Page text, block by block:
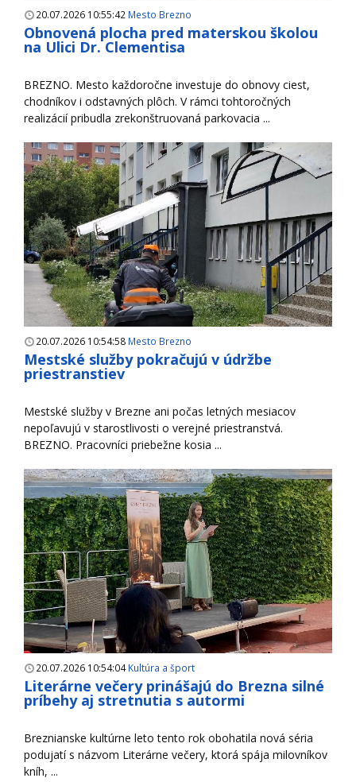
20.07.2026 10:55:42 Mesto Brezno
Obnovená plocha pred materskou školou
na Ulici Dr. Clementisa
BREZNO. Mesto každoročne investuje do obnovy ciest,
chodníkov i odstavných plôch. V rámci tohtoročných
realizácií pribudla zrekonštruovaná parkovacia ...
20.07.2026 10:54:58 Mesto Brezno
Mestské služby pokračujú v údržbe
priestranstiev
Mestské služby v Brezne ani počas letných mesiacov
nepoľavujú v starostlivosti o verejné priestranstvá.
BREZNO. Pracovníci priebežne kosia ...
20.07.2026 10:54:04Kultúra a šport
Literárne večery prinášajú do Brezna silné
príbehy aj stretnutia s autormi
Breznianske kultúrne leto tento rok obohatila nová séria
podujatí s názvom Literárne večery, ktorá spája milovníkov
kníh, ...